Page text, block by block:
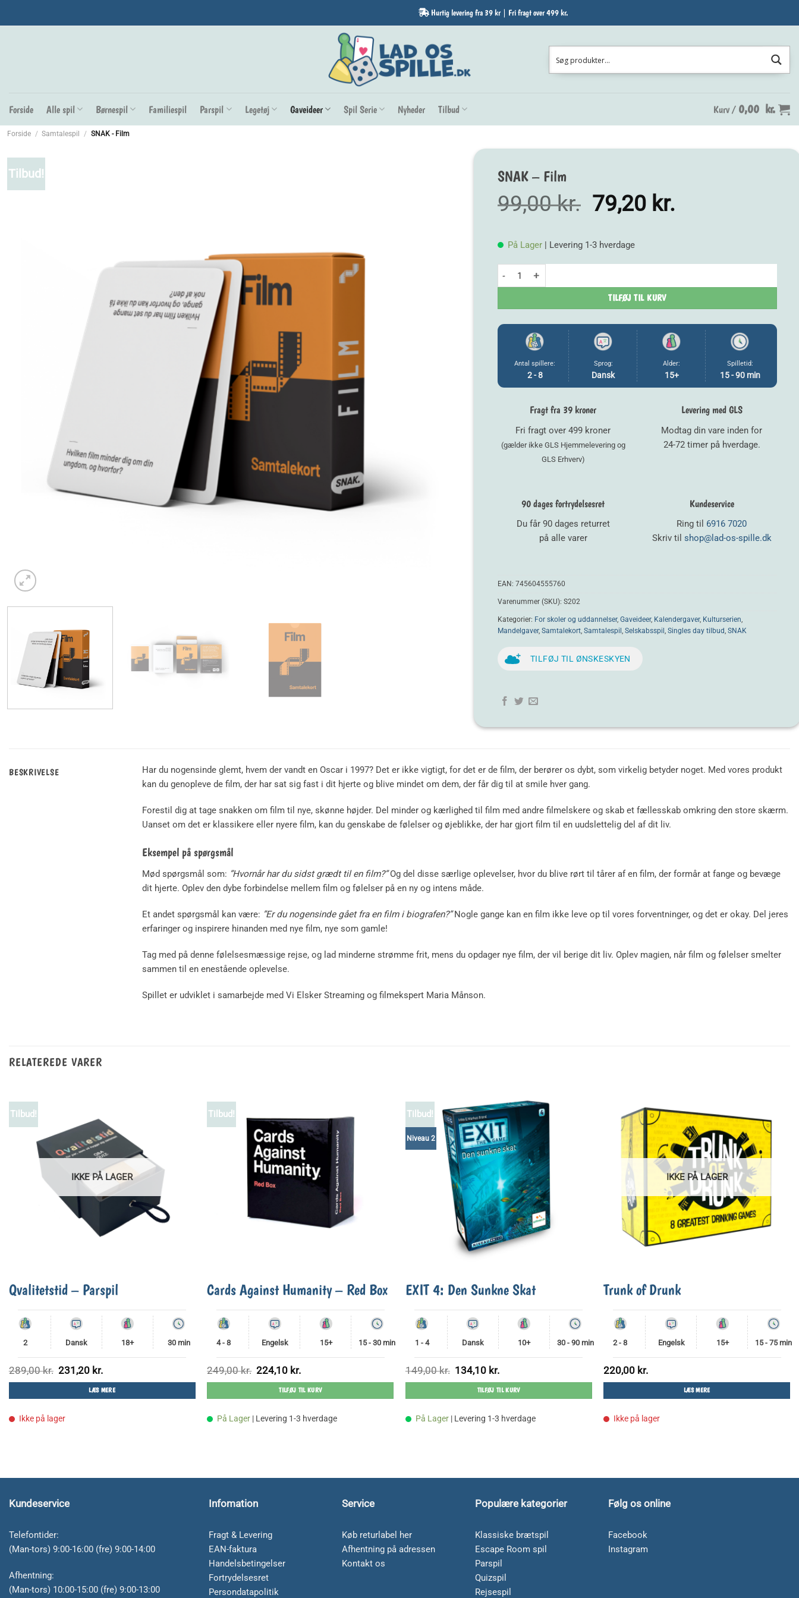
Hurtig levering fra 39 kr | Fri fragt over 499 kr.
Forside Alle spil Børnespil Familiespil Parspil Legetøj Gaveideer Spil Serie Nyheder Tilbud Kurv / 0,00 kr.
Forside / Samtalespil / SNAK - Film
Tilbud! SNAK – Film
99,00kr. Den
oprindelige
pris
var:
79,20 kr.
På Lager | Levering 1-3 hverdage
SNAK - Film antal
TILFØJ TIL KURV
Antal spillere:
2 - 8
Sprog:
Dansk
Alder:
15+
Spilletid:
15 - 90 min
Fragt fra 39 kroner
Fri fragt over 499 kroner
(gælder ikke GLS Hjemmelevering og
GLS Erhverv)
Levering med GLS
Modtag din vare inden for
24-72 timer på hverdage.
90 dages fortrydelsesret
Du får 90 dages returret
på alle varer
Kundeservice
Ring til 6916 7020
Skriv til shop@lad-os-spille.dk
EAN: 745604555760
Varenummer (SKU): S202
Kategorier: For skoler og uddannelser, Gaveideer, Kalendergaver, Kulturserien,
Mandelgaver, Samtalekort, Samtalespil , Selskabsspil , Singles day tilbud, SNAK
TILFØJ TIL ØNSKESKYEN
BESKRIVELSE
Har du nogensinde glemt, hvem der vandt en Oscar i 1997? Det er ikke vigtigt, for det er de film, der berører os dybt, som virkelig betyder noget. Med vores produkt
kan du genopleve de film, der har sat sig fast i dit hjerte og blive mindet om dem, der får dig til at smile hver gang.
Forestil dig at tage snakken om film til nye, skønne højder. Del minder og kærlighed til film med andre filmelskere og skab et fællesskab omkring den store skærm.
Uanset om det er klassikere eller nyere film, kan du genskabe de følelser og øjeblikke, der har gjort film til en uudslettelig del af dit liv.
Eksempel på spørgsmål
Mød spørgsmål som: ”Hvornår har du sidst grædt til en film?”Og del disse særlige oplevelser, hvor du blive rørt til tårer af en film, der formår at fange og bevæge
dit hjerte. Oplev den dybe forbindelse mellem film og følelser på en ny og intens måde.
Et andet spørgsmål kan være: ”Er du nogensinde gået fra en film i biografen?”Nogle gange kan en film ikke leve op til vores forventninger, og det er okay. Del jeres
erfaringer og inspirere hinanden med nye film, nye som gamle!
Tag med på denne følelsesmæssige rejse, og lad minderne strømme frit, mens du opdager nye film, der vil berige dit liv. Oplev magien, når film og følelser smelter
sammen til en enestående oplevelse.
Spillet er udviklet i samarbejde med Vi Elsker Streaming og filmekspert Maria Månson.
RELATEREDE VARER
Tilbud!
IKKE PÅ LAGER
Qvalitetstid – Parspil
2 Dansk 18+ 30 min
289,00kr. Den
oprindelige
pris
289,00 kr..
231,20 kr.
aktuelle
pris
er:
231,20 kr..
LÆS MERE
Ikke på lager
Tilbud!
Cards Against Humanity – Red Box
4 - 8 Engelsk 15+ 15 - 30 min
249,00kr. Den
oprindelige
pris
249,00 kr..
224,10 kr.
aktuelle
pris
er:
224,10 kr..
TILFØJ TIL KURV
På Lager | Levering 1-3 hverdage
Tilbud!
Niveau 2
EXIT 4: Den Sunkne Skat
1 - 4 Dansk 10+ 30 - 90 min
149,00kr. Den
oprindelige
pris
149,00 kr..
134,10 kr.
aktuelle
pris
er:
134,10 kr..
TILFØJ TIL KURV
På Lager | Levering 1-3 hverdage
IKKE PÅ LAGER
Trunk of Drunk
2 - 8 Engelsk 15+ 15 - 75 min
220,00 kr.
LÆS MERE
Ikke på lager
Kundeservice
Telefontider:
(Man-tors) 9:00-16:00 (fre) 9:00-14:00
Afhentning:
(Man-tors) 10:00-15:00 (fre) 9:00-13:00
Infomation
Fragt & Levering
EAN-faktura
Handelsbetingelser
Fortrydelsesret
Persondatapolitik
Service
Køb returlabel her
Afhentning på adressen
Kontakt os
Populære kategorier
Klassiske brætspil
Escape Room spil
Parspil
Quizspil
Rejsespil
Følg os online
Facebook
Instagram